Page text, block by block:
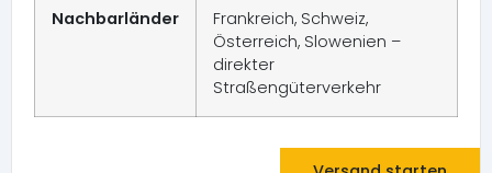
Nachbarländer
Frankreich, Schweiz,
Österreich, Slowenien –
direkter
Straßengüterverkehr